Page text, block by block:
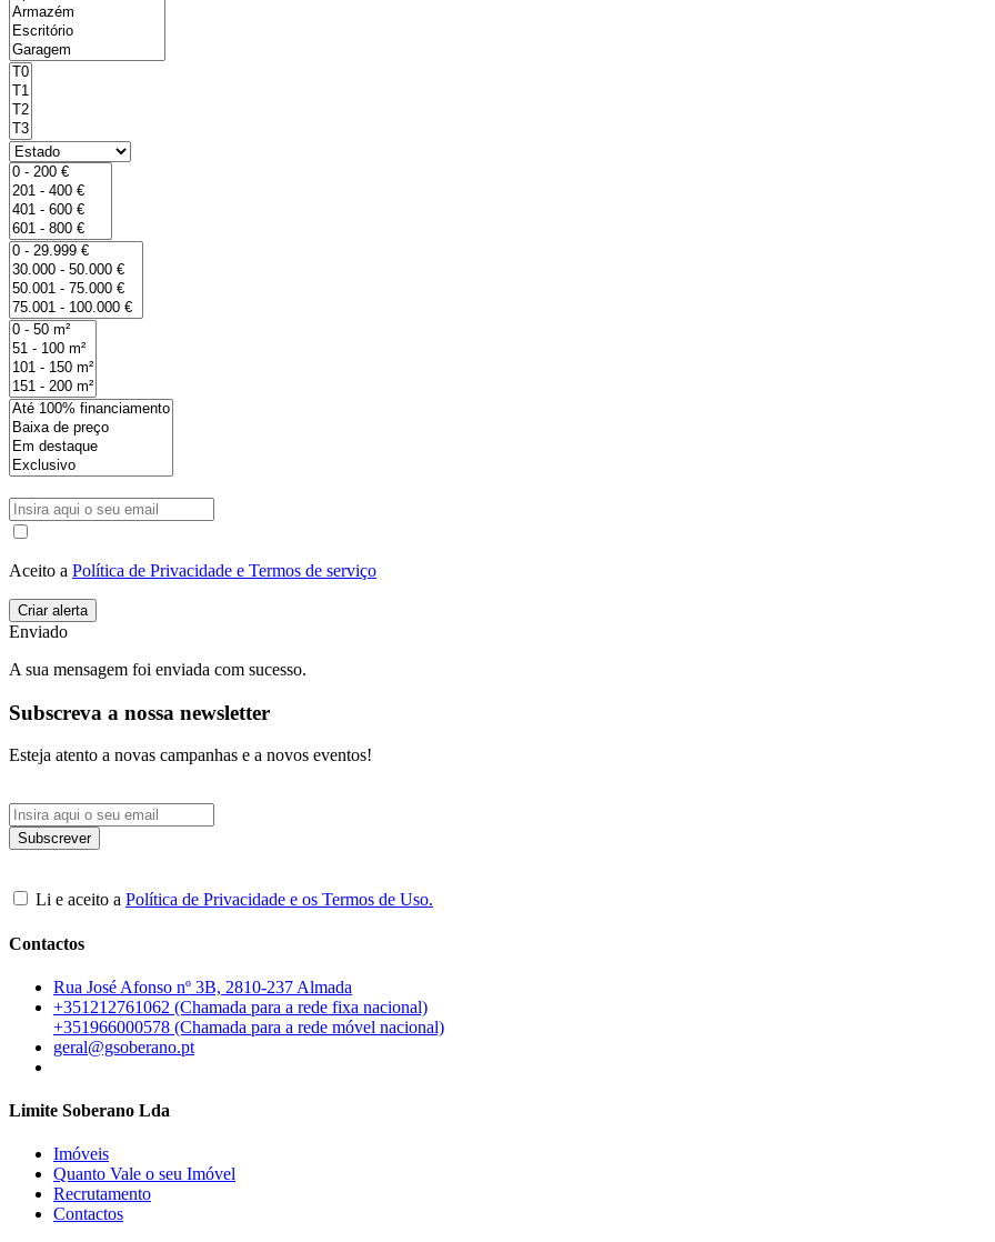
Aceito a Política de Privacidade e Termos de serviço
Enviado
A sua mensagem foi enviada com sucesso.
Subscreva a nossa newsletter
Esteja atento a novas campanhas e a novos eventos!
Li e aceito a Política de Privacidade e os Termos de Uso.
Contactos
Rua José Afonso nº 3B, 2810-237 Almada
+351212761062 (Chamada para a rede fixa nacional)
+351966000578 (Chamada para a rede móvel nacional)
geral@gsoberano.pt
Limite Soberano Lda
Imóveis
Quanto Vale o seu Imóvel
Recrutamento
Contactos